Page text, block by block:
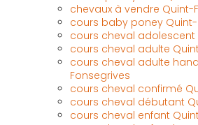
chevaux à vendre Quint-
cours baby poney
cours cheval adolescent
cours cheval adulte
cours cheval adulte
Fonsegrives
cours cheval confirmé
cours cheval débutant
cours cheval enfant